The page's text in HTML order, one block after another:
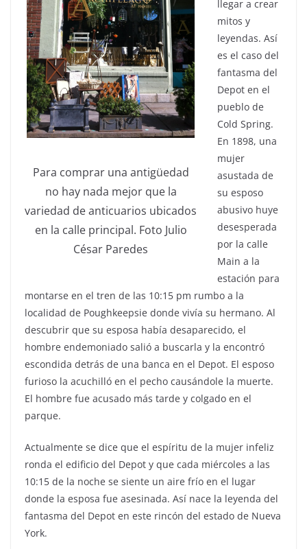
Para comprar una antigüedad
no hay nada mejor que la
variedad de anticuarios ubicados
en la calle principal. Foto Julio
César Paredes
llegar a crear
mitos y
leyendas. Así
es el caso del
fantasma del
Depot en el
pueblo de
Cold Spring.
En 1898, una
mujer
asustada de
su esposo
abusivo huye
desesperada
por la calle
Main a la
estación para
montarse en el tren de las 10:15 pm rumbo a la
localidad de Poughkeepsie donde vivía su hermano. Al
descubrir que su esposa había desaparecido, el
hombre endemoniado salió a buscarla y la encontró
escondida detrás de una banca en el Depot. El esposo
furioso la acuchilló en el pecho causándole la muerte.
El hombre fue acusado más tarde y colgado en el
parque.
Actualmente se dice que el espíritu de la mujer infeliz
ronda el edificio del Depot y que cada miércoles a las
10:15 de la noche se siente un aire frío en el lugar
donde la esposa fue asesinada. Así nace la leyenda del
fantasma del Depot en este rincón del estado de Nueva
York.